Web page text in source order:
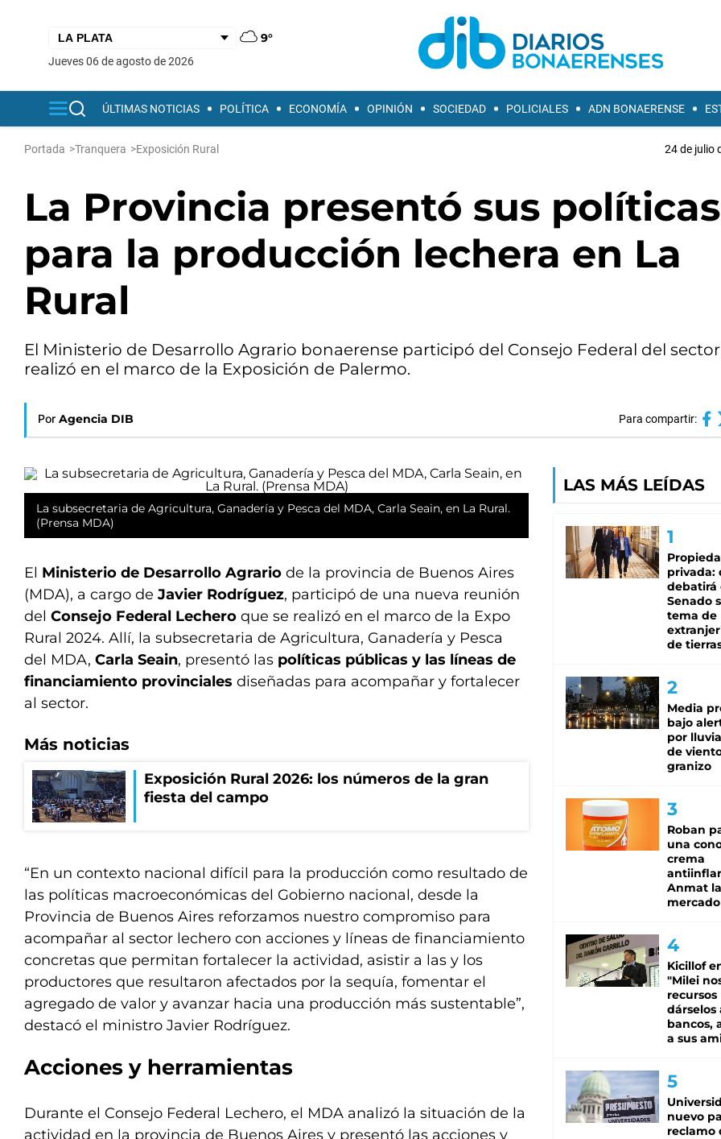
9°
jueves 06 de agosto de 2026
ÚLTIMAS NOTICIAS POLÍTICA ECONOMÍA OPINIÓN SOCIEDAD POLICIALES ADN BONAERENSE
Portada >Tranquera >Exposición Rural 24 de julio
La Provincia presentó sus políticas
para la producción lechera en La
Rural
El Ministerio de Desarrollo Agrario bonaerense participó del Consejo Federal del
realizó en el marco de la Exposición de Palermo.
Por Agencia DIB Para compartir:
La subsecretaria de Agricultura, Ganadería y Pesca del MDA, Carla Seain, en La Rural.
(Prensa MDA)
El Ministerio de Desarrollo Agrario de la provincia de Buenos Aires
(MDA), a cargo de Javier Rodríguez, participó de una nueva reunión
del Consejo Federal Lechero que se realizó en el marco de la Expo
Rural 2024. Allí, la subsecretaria de Agricultura, Ganadería y Pesca
del MDA, Carla Seain, presentó las políticas públicas y las líneas de
financiamiento provinciales diseñadas para acompañar y fortalecer
al sector.
Más noticias
Exposición Rural 2026: los números de la gran
fiesta del campo
“En un contexto nacional difícil para la producción como resultado de
las políticas macroeconómicas del Gobierno nacional, desde la
Provincia de Buenos Aires reforzamos nuestro compromiso para
acompañar al sector lechero con acciones y líneas de financiamiento
concretas que permitan fortalecer la actividad, asistir a las y los
productores que resultaron afectados por la sequía, fomentar el
agregado de valor y avanzar hacia una producción más sustentable”,
destacó el ministro Javier Rodríguez.
Acciones y herramientas
Durante el Consejo Federal Lechero, el MDA analizó la situación de la
actividad en la provincia de Buenos Aires y presentó las acciones y
LAS MÁS LEÍDAS
privada:
debatirá
Senado
tema de
de
Media
bajo
por
de
granizo
Roban
una
crema
Anmat
mercado
Kicillof
"Milei
recursos
dárselos
bancos,
a sus
nuevo
reclamo